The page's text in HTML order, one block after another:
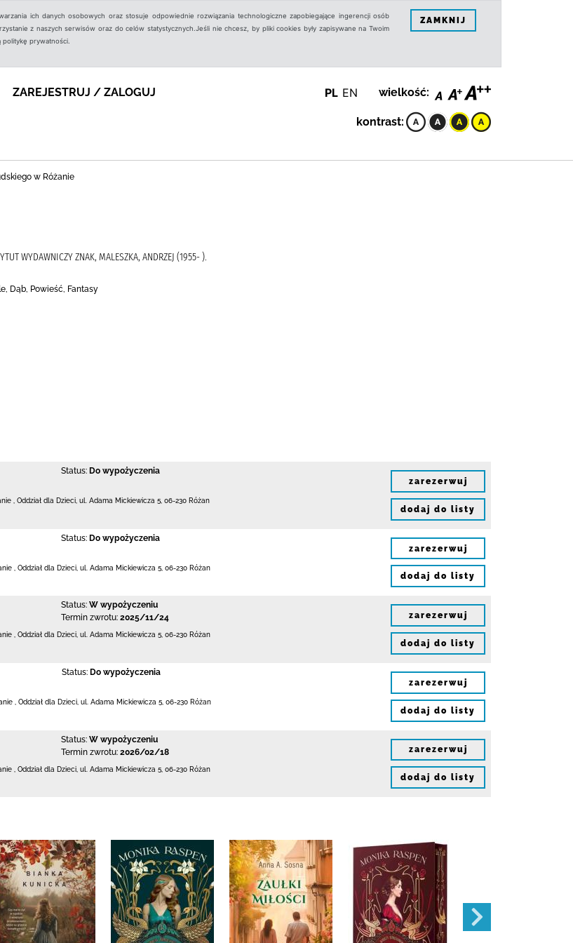
ich danych osobowych oraz stosuje odpowiednie rozwiązania technologiczne zapobiegające ingerencji osób
z naszych serwisów oraz do celów statystycznych.Jeśli nie chcesz, by pliki cookies były zapisywane na Twoim
prywatności.
ZAMKNIJ
ZAREJESTRUJ / ZALOGUJ PL EN wielkość:
kontrast:
w Różanie
WYDAWNICZY ZNAK, MALESZKA, ANDRZEJ (1955- ).
Dąb, Powieść, Fantasy
Status: Do wypożyczenia
Oddział dla Dzieci, ul. Adama Mickiewicza 5 06-230 Różan
zarezerwuj
dodaj do listy
Status: Do wypożyczenia
Oddział dla Dzieci, ul. Adama Mickiewicza 5 06-230 Różan
zarezerwuj
dodaj do listy
Status: W wypożyczeniu
Termin zwrotu: 2025/11/24
, Oddział dla Dzieci, ul. Adama Mickiewicza 5, 06-230 Różan
zarezerwuj
dodaj do listy
Status: Do wypożyczenia
Oddział dla Dzieci, ul. Adama Mickiewicza 5 06-230 Różan
zarezerwuj
dodaj do listy
Status: W wypożyczeniu
Termin zwrotu: 2026/02/18
Oddział dla Dzieci, ul. Adama Mickiewicza 5 06-230 Różan
zarezerwuj
dodaj do listy